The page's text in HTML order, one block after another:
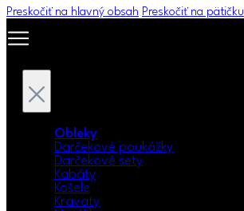
Preskočiť na hlavný obsah Preskočiť na pätičku
Obleky
Darčekové poukážky
Darčekové sety
Kabáty
Košele
Kravaty